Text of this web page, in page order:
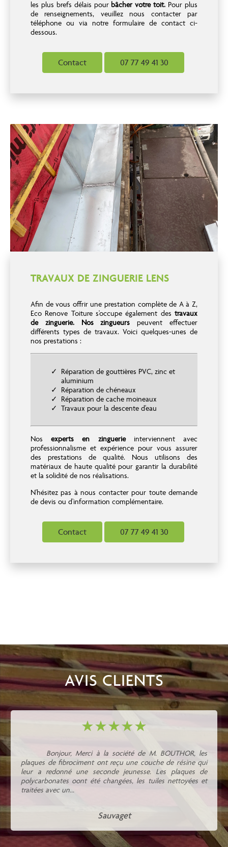
les plus brefs délais pour bâcher votre toit. Pour plus
de renseignements, veuillez nous contacter par
téléphone ou via notre formulaire de contact ci-
dessous.
Contact 07 77 49 41 30
TRAVAUX DE ZINGUERIE LENS
Afin de vous offrir une prestation complète de A à Z,
Eco Renove Toiture s'occupe également des travaux
de zinguerie.
Nos zingueurs peuvent effectuer
différents types de travaux. Voici quelques-unes de
nos prestations :
Réparation de gouttières PVC, zinc et
aluminium
Réparation de chéneaux
Réparation de cache moineaux
Travaux pour la descente d'eau
Nosexperts en zinguerieinterviennent avec
professionnalisme et expérience pour vous assurer
des prestations de qualité. Nous utilisons des
matériaux de haute qualité pour garantir la durabilité
et la solidité de nos réalisations.
N'hésitez pas à nous contacter pour toute demande
de devis ou d'information complémentaire.
Contact 07 77 49 41 30
AVIS CLIENTS
Bonjour, Merci à la société de M. BOUTHOR, les
plaques de fibrociment ont reçu une couche de résine qui
leur a redonné une seconde jeunesse. Les plaques de
polycarbonates oont été changées, les tuiles nettoyées et
traitées avec un...
Sauvaget